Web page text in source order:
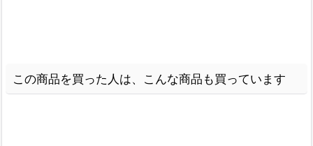
この商品を買った人は、こんな商品も買っています